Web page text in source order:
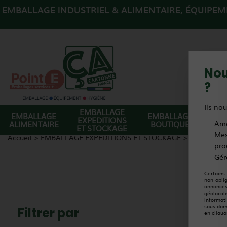
EMBALLAGE INDUSTRIEL & ALIMENTAIRE,
EMBALLAGE
ALIMENTAIRE
EMBALLAGE
EXPEDITIONS
ET STOCKAGE
EMBALLAGE
BOUTIQUE
Accueil >EMBALLAGE EXPEDITIONS ET STOCKAGE >
Filtrer par
?
Ils
Certains
non
sous-
en